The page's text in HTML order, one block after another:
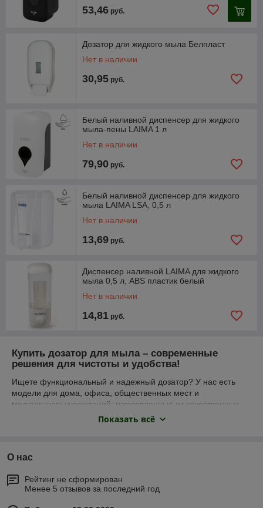
53,46 руб.
Дозатор для жидкого мыла Белпласт
Нет в наличии
30,95 руб.
Белый наливной диспенсер для жидкого
мыла-пены LAIMA 1 л
Нет в наличии
79,90 руб.
Белый наливной диспенсер для жидкого
мыла LAIMA LSA, 0,5 л
Нет в наличии
13,69 руб.
Диспенсер наливной LAIMA для жидкого
мыла 0,5 л, ABS пластик белый
Нет в наличии
14,81 руб.
Купить дозатор для мыла – современные
решения для чистоты и удобства!
Ищете функциональный и надежный дозатор? У нас есть
модели для дома, офиса, общественных мест и
медицинских учреждений, изготовленные из качественных
материалов и оснащенные современными механизмами
Виды дозаторов и их особенности
рычаг, простота использования.
Показать всё
О нас
Рейтинг не сформирован
Менее 5 отзывов за последний год